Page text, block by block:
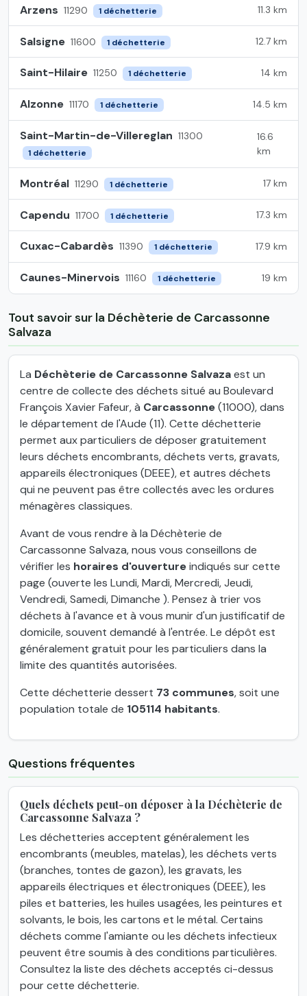
Arzens 11290 1 déchetterie 11.3 km
Salsigne 11600 1 déchetterie 12.7 km
Saint-Hilaire 11250 1 déchetterie 14 km
Alzonne 11170 1 déchetterie 14.5 km
Saint-Martin-de-Villereglan 11300
1 déchetterie
16.6
km
Montréal 11290 1 déchetterie 17 km
Capendu 11700 1 déchetterie 17.3 km
Cuxac-Cabardès 11390 1 déchetterie 17.9 km
Caunes-Minervois 11160 1 déchetterie 19 km
Tout savoir sur la Déchèterie de Carcassonne
Salvaza
La Déchèterie de Carcassonne Salvazaest un
centre de collecte des déchets situé au Boulevard
François Xavier Fafeur, à Carcassonne(11000), dans
le département de l'Aude (11). Cette déchetterie
permet aux particuliers de déposer gratuitement
leurs déchets encombrants, déchets verts, gravats,
appareils électroniques (DEEE), et autres déchets
qui ne peuvent pas être collectés avec les ordures
ménagères classiques.
Avant de vous rendre à la Déchèterie de
Carcassonne Salvaza, nous vous conseillons de
vérifier les horaires d'ouvertureindiqués sur cette
page (ouverte les Lundi, Mardi, Mercredi, Jeudi,
Vendredi, Samedi, Dimanche ). Pensez à trier vos
déchets à l'avance et à vous munir d'un justificatif de
domicile, souvent demandé à l'entrée. Le dépôt est
généralement gratuit pour les particuliers dans la
limite des quantités autorisées.
Cette déchetterie dessert 73 communes, soit une
population totale de 105114 habitants.
Questions fréquentes
Quels déchets peut-on déposer à la Déchèterie de
Carcassonne Salvaza ?
Les déchetteries acceptent généralement les
encombrants (meubles, matelas), les déchets verts
(branches, tontes de gazon), les gravats, les
appareils électriques et électroniques (DEEE), les
piles et batteries, les huiles usagées, les peintures et
solvants, le bois, les cartons et le métal. Certains
déchets comme l'amiante ou les déchets infectieux
peuvent être soumis à des conditions particulières.
Consultez la liste des déchets acceptés ci-dessus
pour cette déchetterie.